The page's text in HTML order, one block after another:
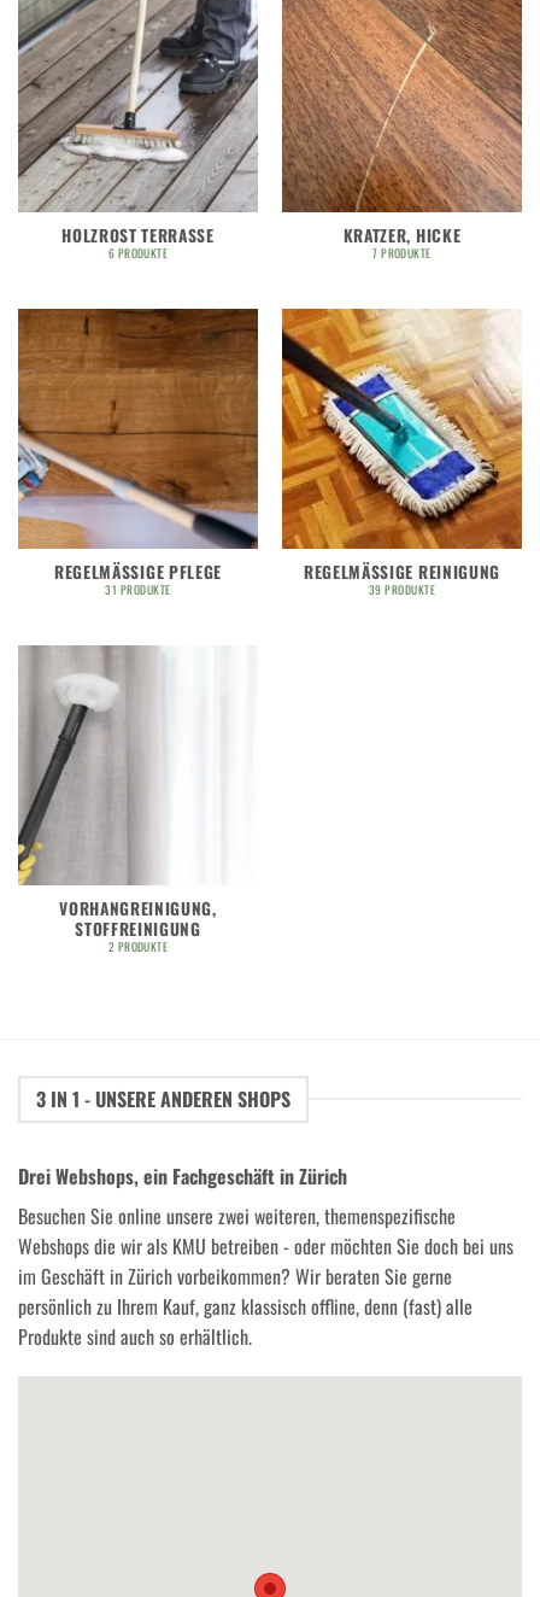
HOLZROST TERRASSE
6 PRODUKTE
KRATZER, HICKE
7 PRODUKTE
REGELMÄSSIGE PFLEGE
31 PRODUKTE
REGELMÄSSIGE REINIGUNG
39 PRODUKTE
VORHANGREINIGUNG,
STOFFREINIGUNG
2 PRODUKTE
3 IN 1 - UNSERE ANDEREN SHOPS
Drei Webshops, ein Fachgeschäft in Zürich
Besuchen Sie online unsere zwei weiteren, themenspezifische
Webshops die wir als KMU betreiben - oder möchten Sie doch bei uns
im Geschäft in Zürich vorbeikommen? Wir beraten Sie gerne
persönlich zu Ihrem Kauf, ganz klassisch offline, denn (fast) alle
Produkte sind auch so erhältlich.